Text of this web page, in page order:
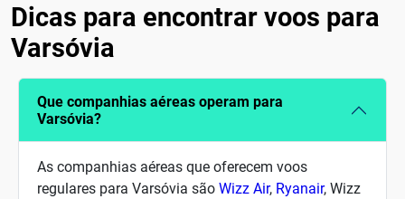
Dicas para encontrar voos para
Varsóvia
Que companhias aéreas operam para
Varsóvia?
As companhias aéreas que oferecem voos
regulares para Varsóvia são Wizz Air, Ryanair, Wizz